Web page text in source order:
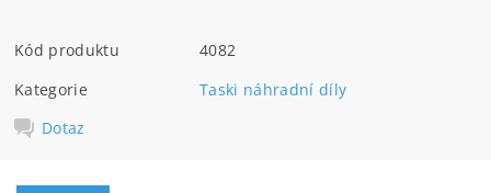
Kód produktu
4082
Kategorie
Taski náhradní díly
Dotaz